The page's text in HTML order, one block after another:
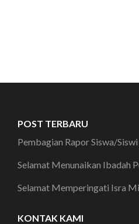
POST TERBARU
Pembagian Rapor Siswa/
Selamat Menunaikan Ibadah
Selamat Memperingati Isra
KONTAK KAMI